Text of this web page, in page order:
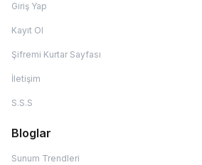
Giriş Yap
Kayıt Ol
Şifremi Kurtar Sayfası
İletişim
S.S.S
Bloglar
Sunum Trendleri